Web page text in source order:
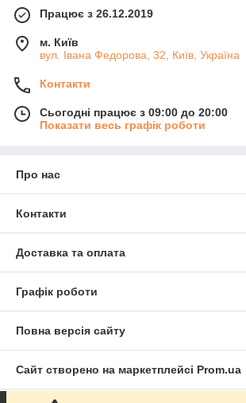
Працює з 26.12.2019
м. Київ
вул. Івана Федорова, 32, Київ, Україна
Контакти
Сьогодні працює з 09:00 до 20:00
Показати весь графік роботи
Про нас
Контакти
Доставка та оплата
Графік роботи
Повна версія сайту
Сайт створено на маркетплейсі Prom.ua